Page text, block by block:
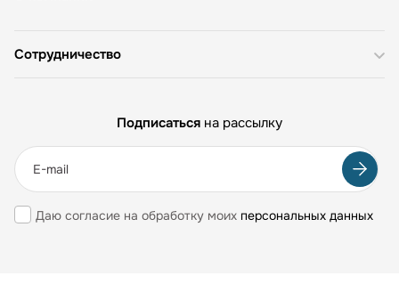
Сотрудничество
Подписаться на рассылку
Даю согласие на обработку моих персональных данных